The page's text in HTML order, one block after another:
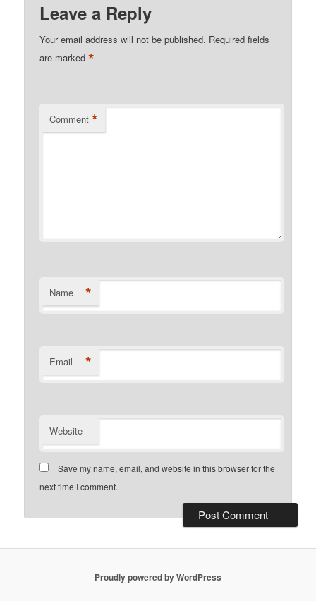
Leave a Reply
Your email address will not be published. Required fields
are marked*
Comment *
Name *
Email *
Website
Save my name, email, and website in this browser for the
next time I comment.
Proudly powered by WordPress